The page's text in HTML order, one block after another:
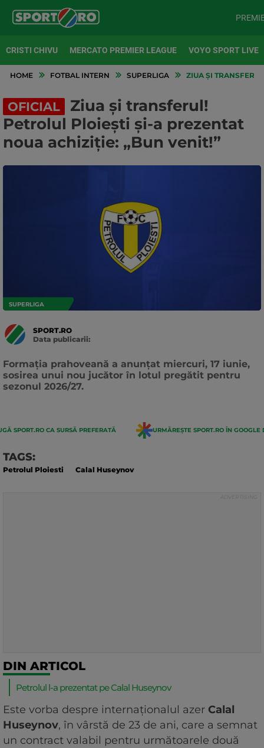
CRISTI CHIVU MERCATO PREMIER LEAGUE VOYO SPORT LIVE
HOME FOTBAL INTERN SUPERLIGA ZIUA ȘI
OFICIAL
Ziua și transferul!
Petrolul Ploiești și-a prezentat
noua achiziție: „Bun venit!”
SUPERLIGA
SPORT.RO
Data publicarii:
Formația prahoveană a anunțat miercuri, 17 iunie,
sosirea unui nou jucător în lotul pregătit pentru
sezonul 2026/27.
SPORT.RO CA SURSĂ PREFERATĂ URMĂREȘTE SPORT.RO ÎN GOOGLE
TAGS:
Petrolul Ploiesti Calal Huseynov
DIN ARTICOL
Petrolul l-a prezentat pe Calal Huseynov
Este vorba despre internaționalul azer Calal
Huseynov, în vârstă de 23 de ani, care a semnat
un contract valabil pentru următoarele două